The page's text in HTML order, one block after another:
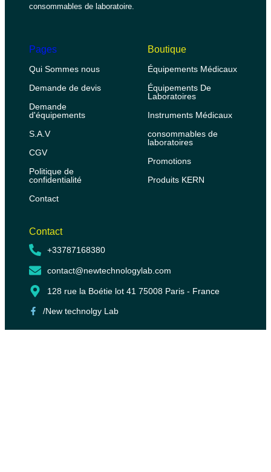
consommables de laboratoire.
Pages
Qui Sommes nous
Demande de devis
Demande
d'équipements
S.A.V
CGV
Politique de
confidentialité
Contact
Boutique
Équipements Médicaux
Équipements De
Laboratoires
Instruments Médicaux
consommables de
laboratoires
Promotions
Produits KERN
Contact
+33787168380
contact@newtechnologylab.com
128 rue la Boétie lot 41 75008 Paris - France
/New technolgy Lab